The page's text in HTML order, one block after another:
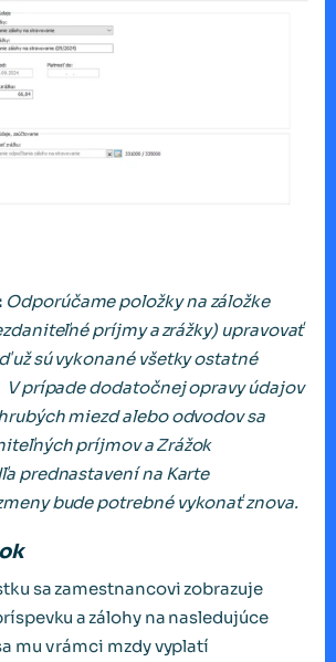
Odporúčame položky na záložke
príjmy azrážky) upravovať
užsúvykonanévšetky ostatné
Vprípade dodatočnej opravyúdajov
ých miezd alebo odvodov sa
ľných príjmov aZrážok
ľa prednastavenína Karte
bude potrebnévykonaťznova.
sa zamestnancovi zobrazuje
a zálohy na nasledujúce
mu v rámci mzdy vyplatí